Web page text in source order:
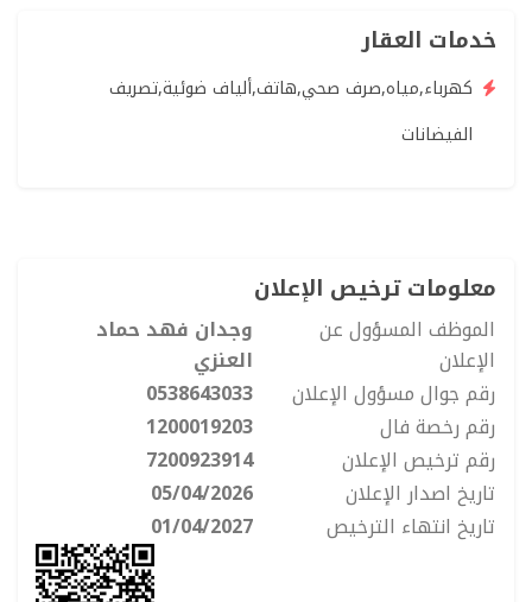
خدمات العقار
كهرباء,مياه,صرف صحي,هاتف,ألياف ضوئية,تصريف
الفيضانات
معلومات ترخيص الإعلان
الموظف المسؤول عن
الإعلان
وجدان فهد حماد
العنزي
رقم جوال مسؤول الإعلان
0538643033
رقم رخصة فال
1200019203
رقم ترخيص الإعلان
7200923914
تاريخ اصدار الإعلان
05/04/2026
تاريخ انتهاء الترخيص
01/04/2027